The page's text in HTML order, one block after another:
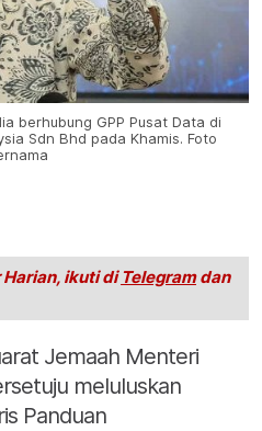
berhubung GPP Pusat Data di
Sdn Bhd pada Khamis. Foto
ikuti di Telegramdan
Jemaah Menteri
meluluskan
Panduan